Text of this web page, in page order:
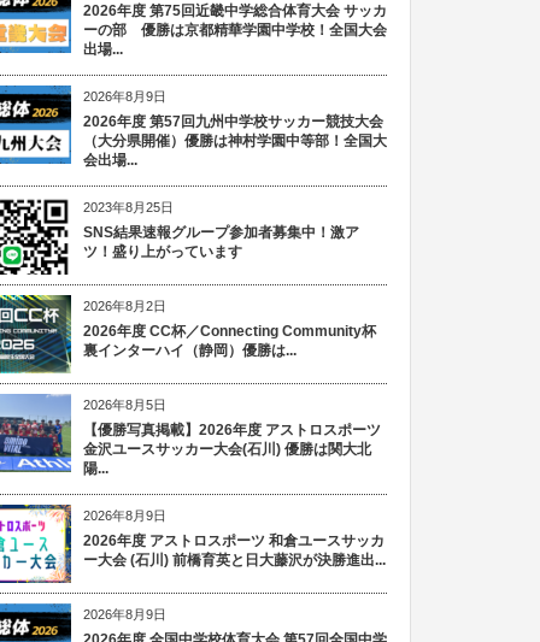
2026年度 第75回近畿中学総合体育大会 サッカ
ーの部 優勝は京都精華学園中学校！全国大会
出場...
2026年8月9日
2026年度 第57回九州中学校サッカー競技大会
（大分県開催）優勝は神村学園中等部！全国大
会出場...
2023年8月25日
SNS結果速報グループ参加者募集中！激ア
ツ！盛り上がっています
2026年8月2日
2026年度 CC杯／Connecting Community杯
裏インターハイ（静岡）優勝は...
2026年8月5日
【優勝写真掲載】2026年度 アストロスポーツ
金沢ユースサッカー大会(石川) 優勝は関大北
陽...
2026年8月9日
2026年度 アストロスポーツ 和倉ユースサッカ
ー大会 (石川) 前橋育英と日大藤沢が決勝進出...
2026年8月9日